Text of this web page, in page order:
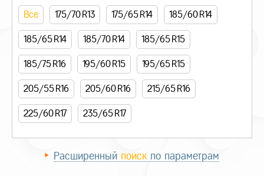
Все 175/70 R13 175/65 R14 185/60 R14
185/65 R14 185/70 R14 185/65 R15
185/75 R16 195/60 R15 195/65 R15
205/55 R16 205/60 R16 215/65 R16
225/60 R17 235/65 R17
Расширенный поиск по параметрам